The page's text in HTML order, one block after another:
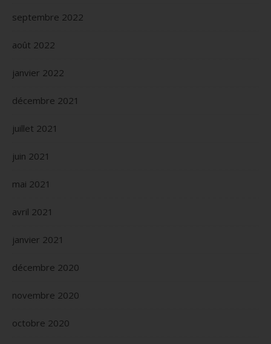
septembre 2022
août 2022
janvier 2022
décembre 2021
juillet 2021
juin 2021
mai 2021
avril 2021
janvier 2021
décembre 2020
novembre 2020
octobre 2020